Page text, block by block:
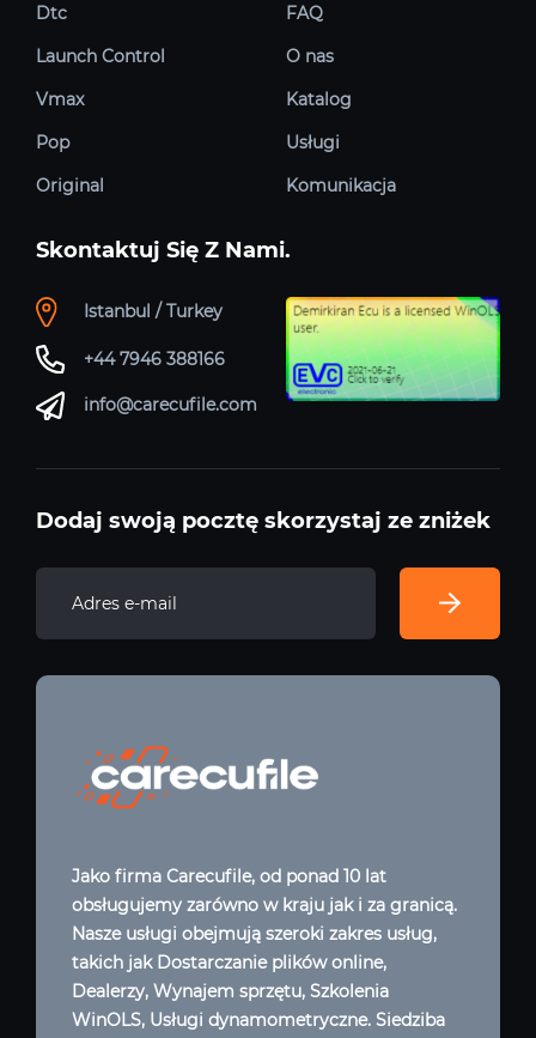
Dtc
Launch Control
Vmax
Pop
Original
FAQ
O nas
Katalog
Usługi
Komunikacja
Skontaktuj Się Z Nami.
Istanbul / Turkey
+44 7946 388166
info@carecufile.com
Dodaj swoją pocztę skorzystaj ze zniżek
Jako firma Carecufile, od ponad 10 lat
obsługujemy zarówno w kraju jak i za granicą.
Nasze usługi obejmują szeroki zakres usług,
takich jak Dostarczanie plików online,
Dealerzy, Wynajem sprzętu, Szkolenia
WinOLS, Usługi dynamometryczne. Siedziba